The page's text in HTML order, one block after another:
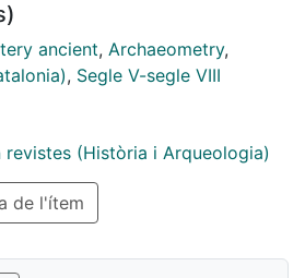
provenance and suggest a local
the pottery assemblages, while
of at least a secondary micro-
ancient, Archaeometry,
, Segle V-segle VIII
(Història i Arqueologia)
de l'ítem